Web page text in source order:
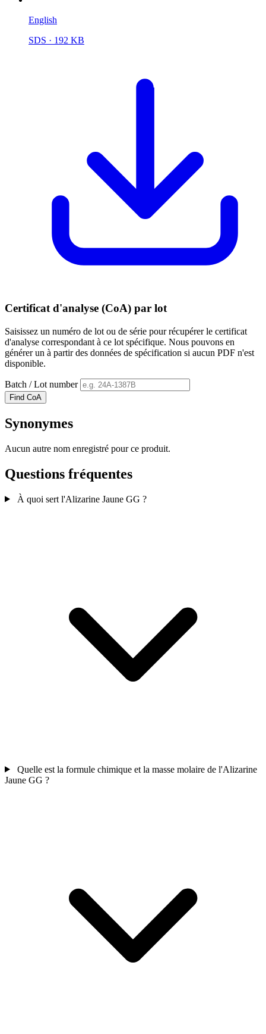
English
SDS · 192 KB
Certificat d'analyse (CoA) par lot
Saisissez un numéro de lot ou de série pour récupérer le certificat
d'analyse correspondant à ce lot spécifique. Nous pouvons en
générer un à partir des données de spécification si aucun PDF n'est
disponible.
Batch / Lot number
Find CoA
Synonymes
Aucun autre nom enregistré pour ce produit.
Questions fréquentes
À quoi sert l'Alizarine Jaune GG ?
Quelle est la formule chimique et la masse molaire de l'Alizarine
Jaune GG ?